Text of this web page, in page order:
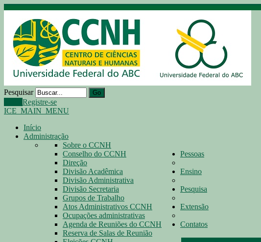
Pesquisar Go
Registre-se
ICE_MAIN_MENU
Início
Administração
Sobre o CCNH
Conselho do CCNH
Direção
Divisão Acadêmica
Divisão Administrativa
Divisão Secretaria
Grupos de Trabalho
Atos Administrativos CCNH
Ocupações administrativas
Agenda de Reuniões do CCNH
Reserva de Salas de Reunião
Pessoas
Ensino
Pesquisa
Extensão
Contatos